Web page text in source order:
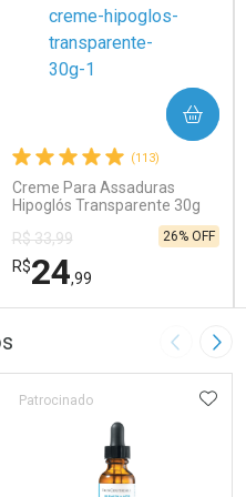
(113)
Creme Para Assaduras
Hipoglós Transparente 30g
R$ 33,99
R$24,99
26% OFF
COMPRAR
Por Menos
Imagem
AOS FAVORITOS
Patrocinado